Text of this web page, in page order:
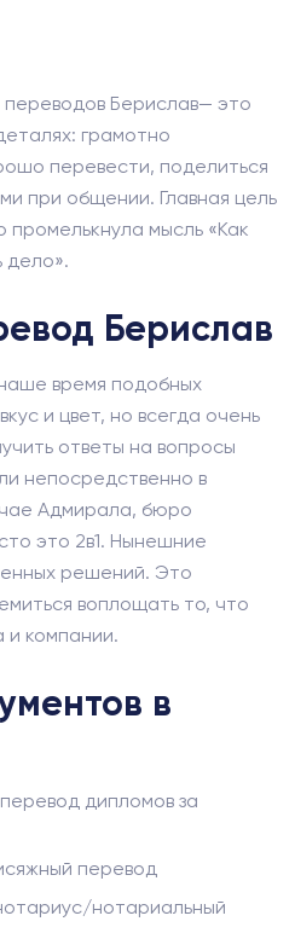
Берислав— это
грамотно
перевести, поделиться
при общении. Главная цель
мысль «Как
дело».
Берислав
время подобных
и цвет, но всегда очень
ответы на вопросы
непосредственно в
Адмирала, бюро
это 2в1. Нынешние
решений. Это
воплощать то, что
и компании.
в
дипломов за
перевод
нотариальный